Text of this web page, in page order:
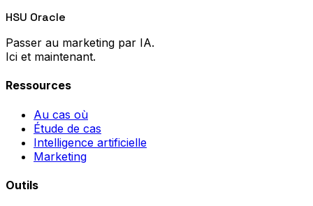
HSU Oracle
Passer au marketing par IA.
Ici et maintenant.
Ressources
Au cas où
Étude de cas
Intelligence artificielle
Marketing
Outils